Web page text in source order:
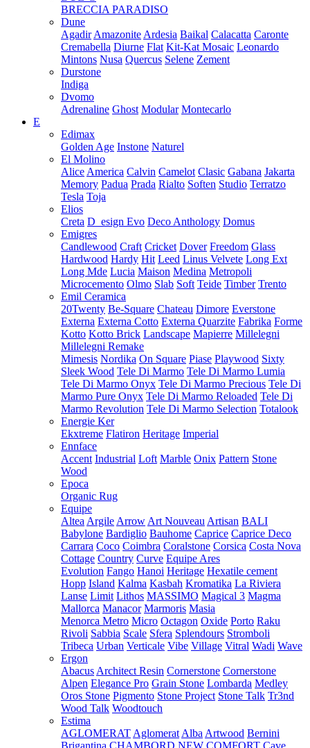
BRECCIA PARADISO
Dune
Agadir Amazonite Ardesia Baikal Calacatta Caronte
Cremabella Diurne Flat Kit-Kat Mosaic Leonardo
Mintons Nusa Quercus Selene Zement
Durstone
Indiga
Dvomo
Adrenaline Ghost Modular Montecarlo
E
Edimax
Golden Age Instone Naturel
El Molino
Alice America Calvin Camelot Clasic Gabana Jakarta
Memory Padua Prada Rialto Soften Studio Terratzo
Tesla Toja
Elios
Creta D_esign Evo Deco Anthology Domus
Emigres
Candlewood Craft Cricket Dover Freedom Glass
Hardwood Hardy Hit Leed Linus Velvete Long Ext
Long Mde Lucia Maison Medina Metropoli
Microcemento Olmo Slab Soft Teide Timber Trento
Emil Ceramica
20Twenty Be-Square Chateau Dimore Everstone
Externa Externa Cotto Externa Quarzite Fabrika Forme
Kotto Kotto Brick Landscape Mapierre Millelegni
Millelegni Remake
Mimesis Nordika On Square Piase Playwood Sixty
Sleek Wood Tele Di Marmo Tele Di Marmo Lumia
Tele Di Marmo Onyx Tele Di Marmo Precious Tele Di
Marmo Pure Onyx Tele Di Marmo Reloaded Tele Di
Marmo Revolution Tele Di Marmo Selection Totalook
Energie Ker
Ekxtreme Flatiron Heritage Imperial
Ennface
Accent Industrial Loft Marble Onix Pattern Stone
Wood
Epoca
Organic Rug
Equipe
Altea Argile Arrow Art Nouveau Artisan BALI
Babylone Bardiglio Bauhome Caprice Caprice Deco
Carrara Coco Coimbra Coralstone Corsica Costa Nova
Cottage Country Curve Equipe Ares
Evolution Fango Hanoi Heritage Hexatile cement
Hopp Island Kalma Kasbah Kromatika La Riviera
Lanse Limit Lithos MASSIMO Magical 3 Magma
Mallorca Manacor Marmoris Masia
Menorca Metro Micro Octagon Oxide Porto Raku
Rivoli Sabbia Scale Sfera Splendours Stromboli
Tribeca Urban Verticale Vibe Village Vitral Wadi Wave
Ergon
Abacus Architect Resin Cornerstone Cornerstone
Alpen Elegance Pro Grain Stone Lombarda Medley
Oros Stone Pigmento Stone Project Stone Talk Tr3nd
Wood Talk Woodtouch
Estima
AGLOMERAT Aglomerat Alba Artwood Bernini